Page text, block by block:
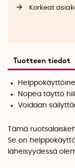
Korkeat
Tuotteen tiedot
Nopea täyttö
Voidaan
Tämä
Se on
läheisyydessä